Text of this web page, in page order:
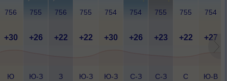
756 755 756 755 754 754 755 755 754
+30 +26 +22 +22 +30 +26 +23 +22 +27
Ю
Ю-З
З
Ю-З
Ю-З
С-З
С-З
С
Ю-В